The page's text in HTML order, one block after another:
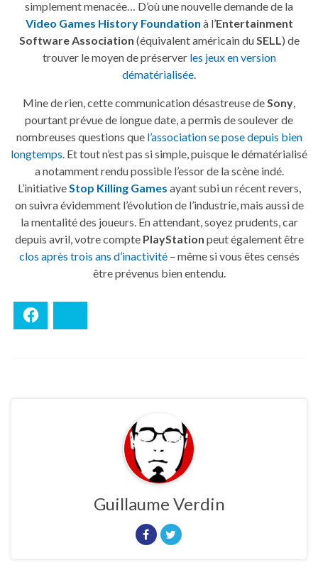
simplement menacée… D’où une nouvelle demande de la
Video Games History Foundation à l’Entertainment
Software Association (équivalent américain du SELL ) de
trouver le moyen de préserver les jeux en version
dématérialisée
Mine de rien, cette communication désastreuse de Sony
pourtant prévue de longue date, a permis de soulever de
nombreuses questions que l’association se pose depuis bien
longtemps . Et tout n’est pas si simple, puisque le dématérialisé
a notamment rendu possible l’essor de la scène indé.
L’initiative Stop Killing Games ayant subi un récent revers,
on suivra évidemment l’évolution de l’industrie, mais aussi de
la mentalité des joueurs. En attendant, soyez prudents, car
depuis avril, votre compte PlayStation peut également être
clos après trois ans d’inactivité– même si vous êtes censés
être prévenus bien entendu.
Guillaume Verdin